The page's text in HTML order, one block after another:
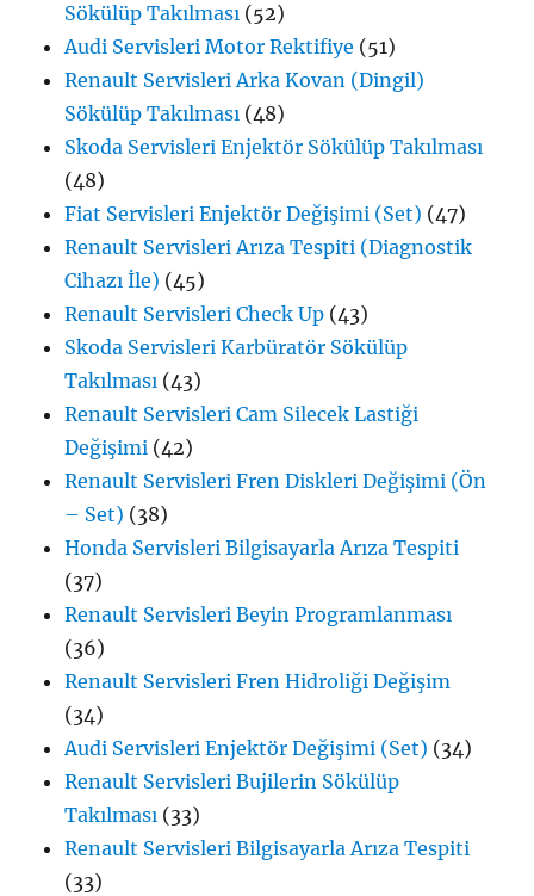
Sökülüp Takılması (52)
Audi Servisleri Motor Rektifiye (51)
Renault Servisleri Arka Kovan (Dingil)
Sökülüp Takılması (48)
Skoda Servisleri Enjektör Sökülüp Takılması
(48)
Fiat Servisleri Enjektör Değişimi (Set) (47)
Renault Servisleri Arıza Tespiti (Diagnostik
Cihazı İle) (45)
Renault Servisleri Check Up (43)
Skoda Servisleri Karbüratör Sökülüp
Takılması (43)
Renault Servisleri Cam Silecek Lastiği
Değişimi (42)
Renault Servisleri Fren Diskleri Değişimi (Ön
– Set) (38)
Honda Servisleri Bilgisayarla Arıza Tespiti
(37)
Renault Servisleri Beyin Programlanması
(36)
Renault Servisleri Fren Hidroliği Değişim
(34)
Audi Servisleri Enjektör Değişimi (Set) (34)
Renault Servisleri Bujilerin Sökülüp
Takılması (33)
Renault Servisleri Bilgisayarla Arıza Tespiti
(33)